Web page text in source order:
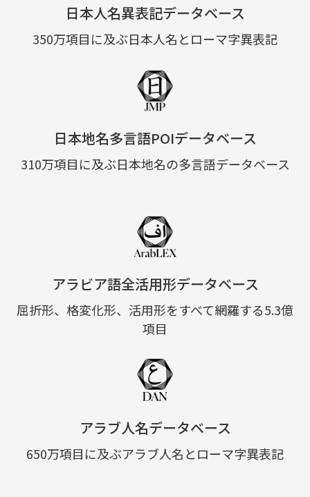
日本人名異表記データベース
350万項目に及ぶ日本人名とローマ字異表記
日本地名多言語POIデータベース
310万項目に及ぶ日本地名の多言語データベース
アラビア語全活用形データベース
屈折形、格変化形、活用形をすべて網羅する5.3億
項目
アラブ人名データベース
650万項目に及ぶアラブ人名とローマ字異表記